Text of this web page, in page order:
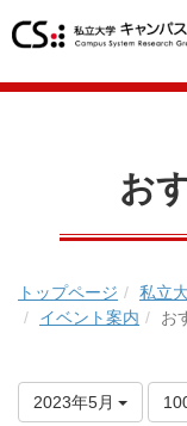
お
トップページ
私立
イベント案内
お
2023年5月